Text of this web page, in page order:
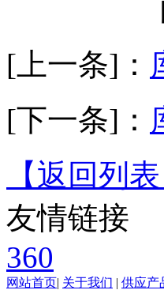
[上一条]：
[下一条]：
【返回列表
友情链接
360
网站首页| 关于我们 | 供应产